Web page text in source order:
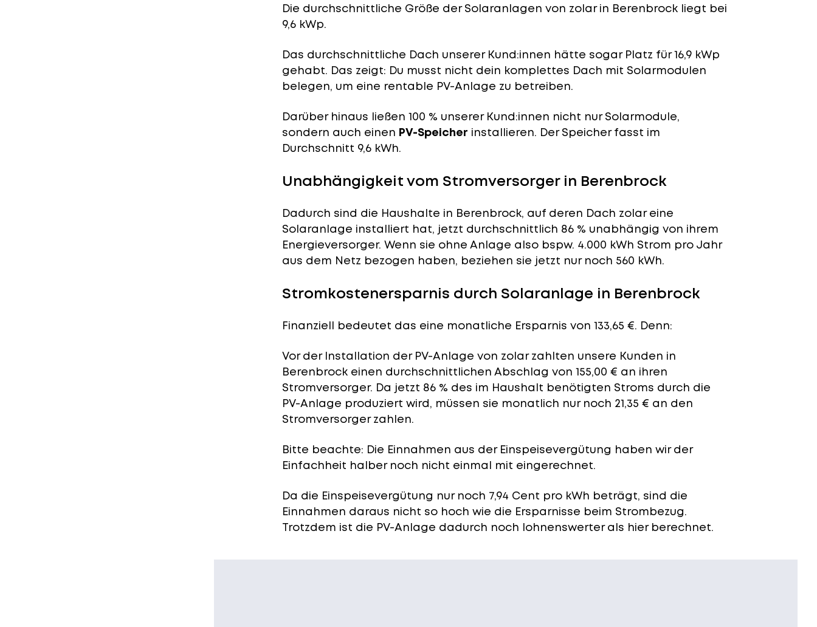
Die durchschnittliche Größe der Solaranlagen von zolar in Berenbrock liegt bei
9,6 kWp.
Das durchschnittliche Dach unserer Kund:innen hätte sogar Platz für 16,9 kWp
gehabt. Das zeigt: Du musst nicht dein komplettes Dach mit Solarmodulen
belegen, um eine rentable PV-Anlage zu betreiben.
Darüber hinaus ließen 100 % unserer Kund:innen nicht nur Solarmodule,
sondern auch einen PV-Speicher installieren. Der Speicher fasst im
Durchschnitt 9,6 kWh.
Unabhängigkeit vom Stromversorger in Berenbrock
Dadurch sind die Haushalte in Berenbrock, auf deren Dach zolar eine
Solaranlage installiert hat, jetzt durchschnittlich 86 % unabhängig von ihrem
Energieversorger. Wenn sie ohne Anlage also bspw. 4.000 kWh Strom pro Jahr
aus dem Netz bezogen haben, beziehen sie jetzt nur noch 560 kWh.
Stromkostenersparnis durch Solaranlage in Berenbrock
Finanziell bedeutet das eine monatliche Ersparnis von 133,65 €. Denn:
Vor der Installation der PV-Anlage von zolar zahlten unsere Kunden in
Berenbrock einen durchschnittlichen Abschlag von 155,00 € an ihren
Stromversorger. Da jetzt 86 % des im Haushalt benötigten Stroms durch die
PV-Anlage produziert wird, müssen sie monatlich nur noch 21,35 € an den
Stromversorger zahlen.
Bitte beachte: Die Einnahmen aus der Einspeisevergütung haben wir der
Einfachheit halber noch nicht einmal mit eingerechnet.
Da die Einspeisevergütung nur noch 7,94 Cent pro kWh beträgt, sind die
Einnahmen daraus nicht so hoch wie die Ersparnisse beim Strombezug.
Trotzdem ist die PV-Anlage dadurch noch lohnenswerter als hier berechnet.